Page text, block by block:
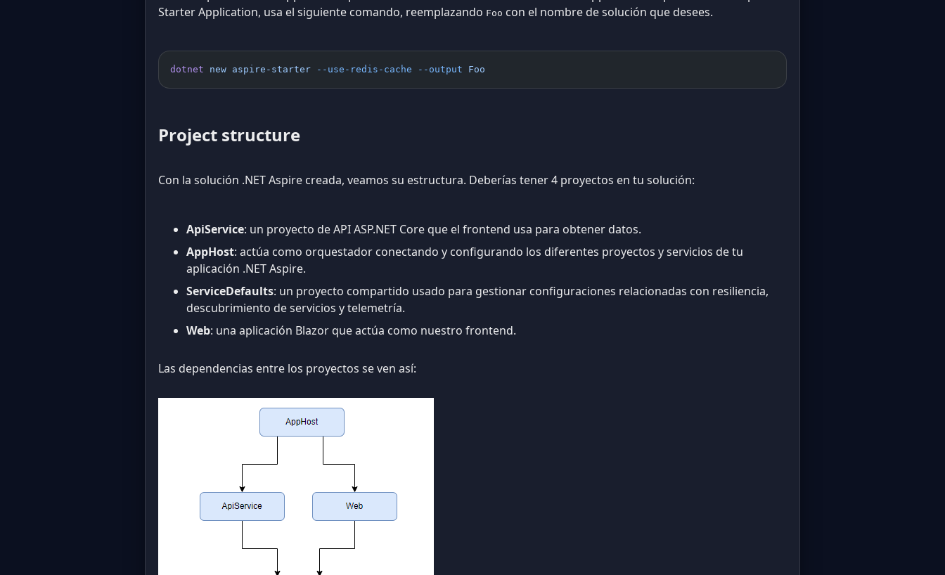
Starter Application, usa el siguiente comando, reemplazando Foo con el nombre de solución que desees.
dotnet new aspire-starter --use-redis-cache --output Foo
Project structure
Con la solución .NET Aspire creada, veamos su estructura. Deberías tener 4 proyectos en tu solución:
ApiService: un proyecto de API ASP.NET Core que el frontend usa para obtener datos.
AppHost: actúa como orquestador conectando y configurando los diferentes proyectos y servicios de tu
aplicación .NET Aspire.
ServiceDefaults: un proyecto compartido usado para gestionar configuraciones relacionadas con resiliencia,
descubrimiento de servicios y telemetría.
Web: una aplicación Blazor que actúa como nuestro frontend.
Las dependencias entre los proyectos se ven así: